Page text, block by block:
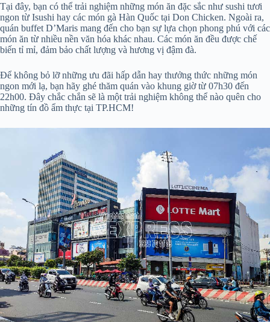
Tại đây, bạn có thể trải nghiệm những món ăn đặc sắc như sushi tươi
ngon từ Isushi hay các món gà Hàn Quốc tại Don Chicken. Ngoài ra,
quán buffet D’Maris mang đến cho bạn sự lựa chọn phong phú với các
món ăn từ nhiều nền văn hóa khác nhau. Các món ăn đều được chế
biến tỉ mỉ, đảm bảo chất lượng và hương vị đậm đà.
Để không bỏ lỡ những ưu đãi hấp dẫn hay thưởng thức những món
ngon mới lạ, bạn hãy ghé thăm quán vào khung giờ từ 07h30 đến
22h00. Đây chắc chắn sẽ là một trải nghiệm không thể nào quên cho
những tín đồ ẩm thực tại TP.HCM!